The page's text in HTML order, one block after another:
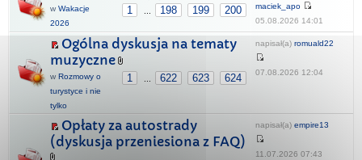
1 ... 198 199 200
w Wakacje
2026
maciek_apo
05.08.2026 14:01
Ogólna dyskusja na tematy
muzyczne
1 ... 622 623 624
w Rozmowy o
turystyce i nie
tylko
napisał(a) romuald22
07.08.2026 12:04
Opłaty za autostrady
(dyskusja przeniesiona z FAQ)
napisał(a) empire13
11.07.2026 07:43